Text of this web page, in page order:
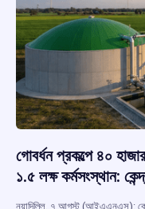
গোবর্ধন প্রকল্পে ৪০
১.৫ লক্ষ কর্মসংস্থান:
নয়াদিল্লি, ৭ আগস্ট (আইএএনএস):